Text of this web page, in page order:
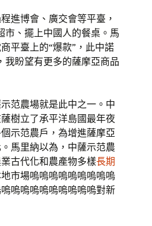
進博會、廣交會等平臺，
市、擺上中國人的餐桌。馬
平臺上的“爆款”，此中諾
我盼望有更多的薩摩亞商品
范農場就是此中之一。中
樹立了承平洋島國最年夜
示范農戶，為增進薩摩亞
馬里納以為，中薩示范農
古代化和農產物多樣長期
市場嗚嗚嗚嗚嗚嗚嗚嗚嗚
嗚嗚嗚嗚嗚嗚嗚嗚嗚對新